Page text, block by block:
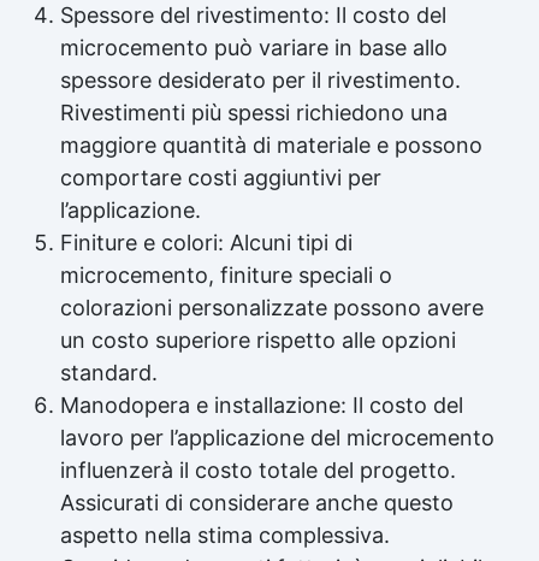
Spessore del rivestimento: Il costo del
microcemento può variare in base allo
spessore desiderato per il rivestimento.
Rivestimenti più spessi richiedono una
maggiore quantità di materiale e possono
comportare costi aggiuntivi per
l’applicazione.
Finiture e colori: Alcuni tipi di
microcemento, finiture speciali o
colorazioni personalizzate possono avere
un costo superiore rispetto alle opzioni
standard.
Manodopera e installazione: Il costo del
lavoro per l’applicazione del microcemento
influenzerà il costo totale del progetto.
Assicurati di considerare anche questo
aspetto nella stima complessiva.